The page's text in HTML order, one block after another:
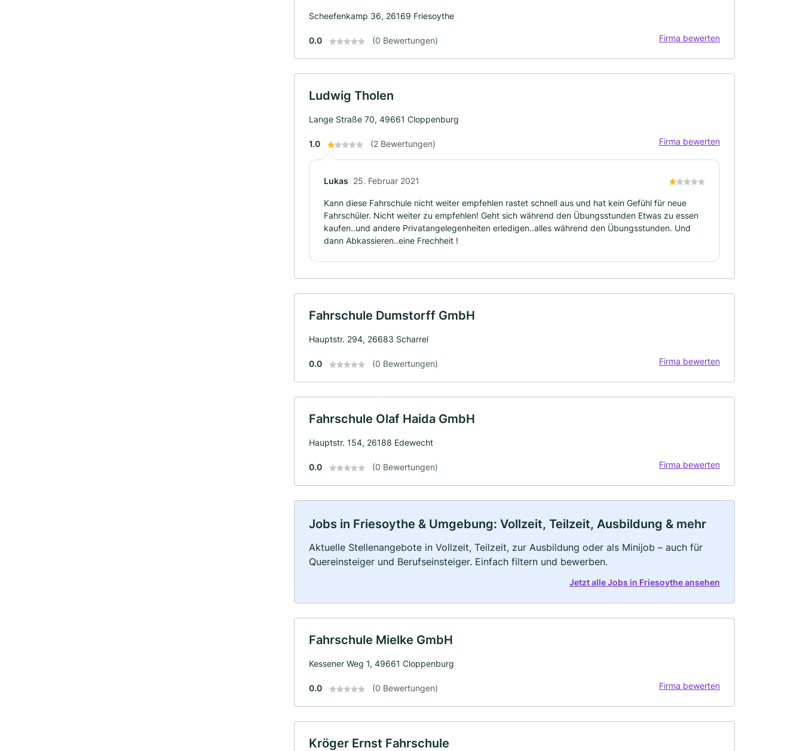
Scheefenkamp 36, 26169 Friesoythe
0.0 (0 Bewertungen) Firma bewerten
Ludwig Tholen
Lange Straße 70, 49661 Cloppenburg
1.0 (2 Bewertungen) Firma bewerten
Lukas 25. Februar 2021
Kann diese Fahrschule nicht weiter empfehlen rastet schnell aus und hat kein Gefühl für neue
Fahrschüler. Nicht weiter zu empfehlen! Geht sich während den Übungsstunden Etwas zu essen
kaufen..und andere Privatangelegenheiten erledigen..alles während den Übungsstunden. Und
dann Abkassieren..eine Frechheit !
Fahrschule Dumstorff GmbH
Hauptstr. 294, 26683 Scharrel
0.0 (0 Bewertungen) Firma bewerten
Fahrschule Olaf Haida GmbH
Hauptstr. 154, 26188 Edewecht
0.0 (0 Bewertungen) Firma bewerten
Jobs in Friesoythe & Umgebung: Vollzeit, Teilzeit, Ausbildung & mehr
Aktuelle Stellenangebote in Vollzeit, Teilzeit, zur Ausbildung oder als Minijob – auch für
Quereinsteiger und Berufseinsteiger. Einfach filtern und bewerben.
Jetzt alle Jobs in Friesoythe ansehen
Fahrschule Mielke GmbH
Kessener Weg 1, 49661 Cloppenburg
0.0 (0 Bewertungen) Firma bewerten
Kröger Ernst Fahrschule